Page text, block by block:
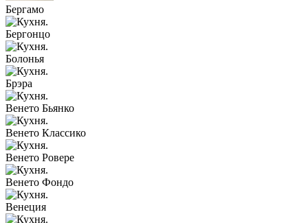
Бергамо
Бергонцо
Болонья
Брэра
Венето Бьянко
Венето Классико
Венето Ровере
Венето Фондо
Венеция